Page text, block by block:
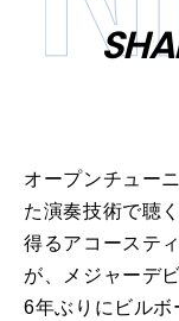
オープンチュー
た演奏技術で聴
得るアコーステ
が、メジャーデ
6年ぶりにビルボ